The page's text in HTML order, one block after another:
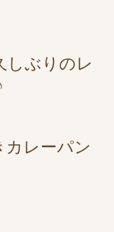
しぶりのレ
レーパン